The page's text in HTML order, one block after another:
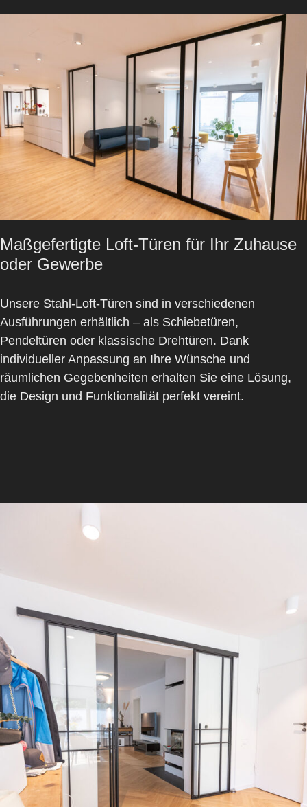
Maßgefertigte Loft-Türen für Ihr Zuhause
oder Gewerbe
Unsere Stahl-Loft-Türen sind in verschiedenen
Ausführungen erhältlich – als Schiebetüren,
Pendeltüren oder klassische Drehtüren. Dank
individueller Anpassung an Ihre Wünsche und
räumlichen Gegebenheiten erhalten Sie eine Lösung,
die Design und Funktionalität perfekt vereint.